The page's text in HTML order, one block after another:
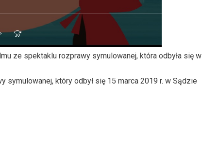
ze spektaklu rozprawy symulowanej, która odbyła się w
który odbył się 15 marca 2019 r. w Sądzie